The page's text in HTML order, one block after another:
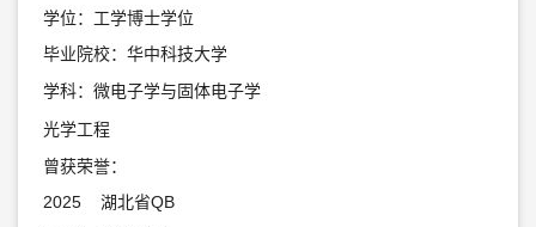
学位：工学博士学位
毕业院校：华中科技大学
学科：微电子学与固体电子学
光学工程
曾获荣誉：
2025 湖北省QB